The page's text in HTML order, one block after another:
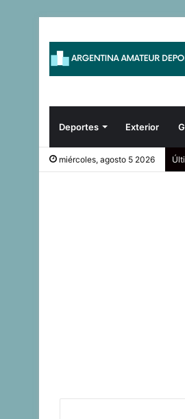
Deportes Exterior
miércoles, agosto 5 2026